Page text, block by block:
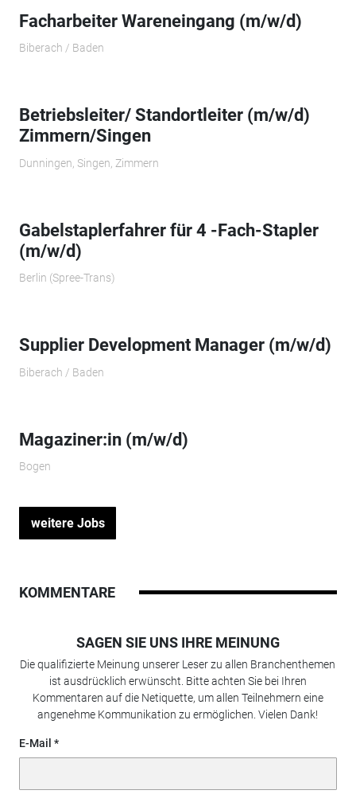
Facharbeiter Wareneingang (m/w/d)
Biberach / Baden
Betriebsleiter/ Standortleiter (m/w/d)
Zimmern/Singen
Dunningen, Singen, Zimmern
Gabelstaplerfahrer für 4 -Fach-Stapler
(m/w/d)
Berlin (Spree-Trans)
Supplier Development Manager (m/w/d)
Biberach / Baden
Magaziner:in (m/w/d)
Bogen
weitere Jobs
KOMMENTARE
SAGEN SIE UNS IHRE MEINUNG
Die qualifizierte Meinung unserer Leser zu allen Branchenthemen
ist ausdrücklich erwünscht. Bitte achten Sie bei Ihren
Kommentaren auf die Netiquette, um allen Teilnehmern eine
angenehme Kommunikation zu ermöglichen. Vielen Dank!
E-Mail